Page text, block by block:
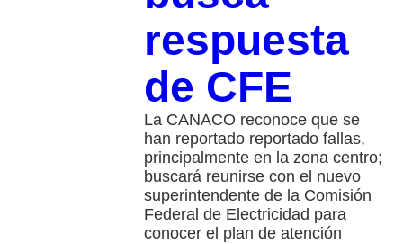
respuesta
de CFE
La CANACO reconoce que se
han reportado reportado fallas,
principalmente en la zona centro;
buscará reunirse con el nuevo
superintendente de la Comisión
Federal de Electricidad para
conocer el plan de atención